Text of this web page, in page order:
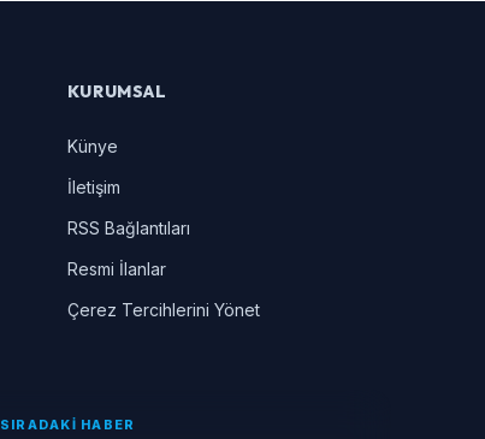
KURUMSAL
Künye
İletişim
RSS Bağlantıları
Resmi İlanlar
Çerez Tercihlerini Yönet
SIRADAKİ HABER